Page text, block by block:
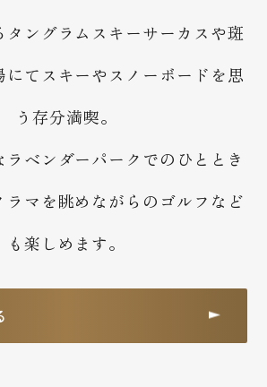
タングラムスキーサーカスや斑
にてスキーやスノーボードを思
う存分満喫。
ベンダーパークでのひととき
ラマを眺めながらのゴルフなど
も楽しめます。